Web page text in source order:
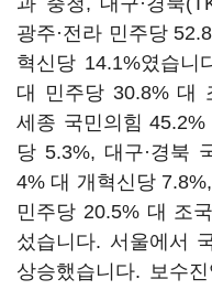
광주·전라 민주당
혁신당 14.1%였습
대 민주당 30.8% 대
세종 국민의힘
당 5.3%, 대구·경북
4% 대 개혁신당
민주당 20.5% 대 조
섰습니다. 서울에서
상승했습니다. 보수